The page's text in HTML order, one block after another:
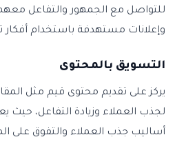
للتواصل مع الجمهور والتفاعل
وإعلانات مستهدفة باستخدام أفكار
التسويق بالمحتوى
يركز على تقديم محتوى قيم مثل
لجذب العملاء وزيادة التفاعل، حيث
أساليب جذب العملاء والتفوق على